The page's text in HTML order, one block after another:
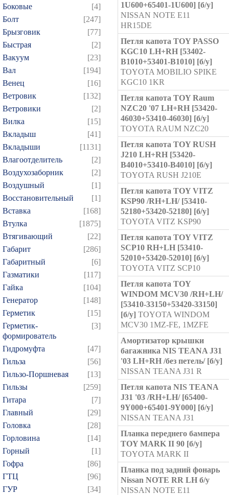
Боковые
[4]
Болт
[247]
Брызговик
[77]
Быстрая
[2]
Вакуум
[23]
Вал
[194]
Венец
[16]
Ветровик
[132]
Ветровики
[2]
Вилка
[15]
Вкладыш
[41]
Вкладыши
[1131]
Влагоотделитель
[2]
Воздухозаборник
[2]
Воздушный
[1]
Восстановительный
[1]
Вставка
[168]
Втулка
[1875]
Втягивающий
[22]
Габарит
[286]
Габаритный
[6]
Газматики
[117]
Гайка
[104]
Генератор
[148]
Герметик
[15]
Герметик-
формирователь
[3]
Гидромуфта
[47]
Гильза
[56]
Гильзо-Поршневая
[13]
Гильзы
[259]
Гитара
[7]
Главный
[29]
Головка
[28]
Горловина
[14]
Горный
[1]
Гофра
[86]
ГТЦ
[96]
ГУР
[34]
1U600+65401-1U600] [б/у]
NISSAN NOTE E11
HR15DE
Петля капота TOY PASSO
KGC10 LH+RH [53402-
B1010+53401-B1010] [б/у]
TOYOTA MOBILIO SPIKE
KGC10 1KR
Петля капота TOY Raum
NZC20 '07 LH+RH [53420-
46030+53410-46030] [б/у]
TOYOTA RAUM NZC20
Петля капота TOY RUSH
J210 LH+RH [53420-
B4010+53410-B4010] [б/у]
TOYOTA RUSH J210E
Петля капота TOY VITZ
KSP90 /RH+LH/ [53410-
52180+53420-52180] [б/у]
TOYOTA VITZ KSP90
Петля капота TOY VITZ
SCP10 RH+LH [53410-
52010+53420-52010] [б/у]
TOYOTA VITZ SCP10
Петля капота TOY
WINDOM MCV30 /RH+LH/
[53410-33150+53420-33150]
[б/у] TOYOTA WINDOM
MCV30 1MZ-FE, 1MZFE
Амортизатор крышки
багажника NIS TEANA J31
'03 LH+RH /без петель/ [б/у]
NISSAN TEANA J31 R
Петля капота NIS TEANA
J31 '03 /RH+LH/ [65400-
9Y000+65401-9Y000] [б/у]
NISSAN TEANA J31
Планка переднего бампера
TOY MARK II 90 [б/у]
TOYOTA MARK II
Планка под задний фонарь
Nissan NOTE RR LH б/у
NISSAN NOTE E11